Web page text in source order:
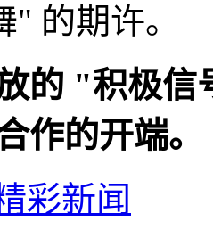
的期许。
的 "积极
作的开端。​
彩新闻